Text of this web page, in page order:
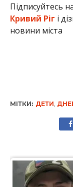
Підписуйтесь
Кривий Ріг і
новини міста
МІТКИ: ДЕТИ